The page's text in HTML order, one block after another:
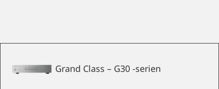
Grand Class – G30 -serien